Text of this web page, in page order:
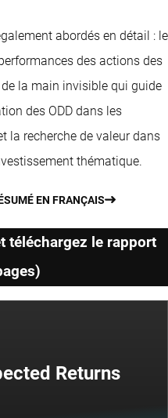
abordés en détail : le
des actions des
la main invisible qui guide
des ODD dans les
la recherche de valeur dans
thématique.
EN FRANÇAIS
téléchargez le rapport
Returns